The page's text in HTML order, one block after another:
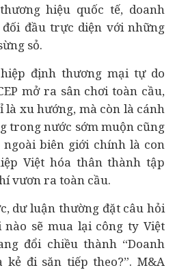
hiệu quốc tế, doanh
đầu trực diện với những
sỏ.
định thương mại tự do
mở ra sân chơi toàn cầu,
là xu hướng, mà còn là cánh
trong nước sớm muộn cũng
ngoài biên giới chính là con
Việt hóa thân thành tập
vươn ra toàn cầu.
dư luận thường đặt câu hỏi
nào sẽ mua lại công ty Việt
đổi chiều thành “Doanh
kẻ đi săn tiếp theo?”. M&A